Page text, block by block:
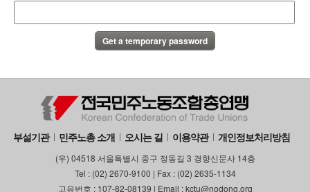
부설기관 민주노총 소개 오시는 길 이용약관 개인정보처리방침
(우) 04518 서울특별시 중구 정동길 3 경향신문사 14층
Tel : (02) 2670-9100 | Fax : (02) 2635-1134
고유번호 : 107-82-08139 | Email : kctu@nodong.org